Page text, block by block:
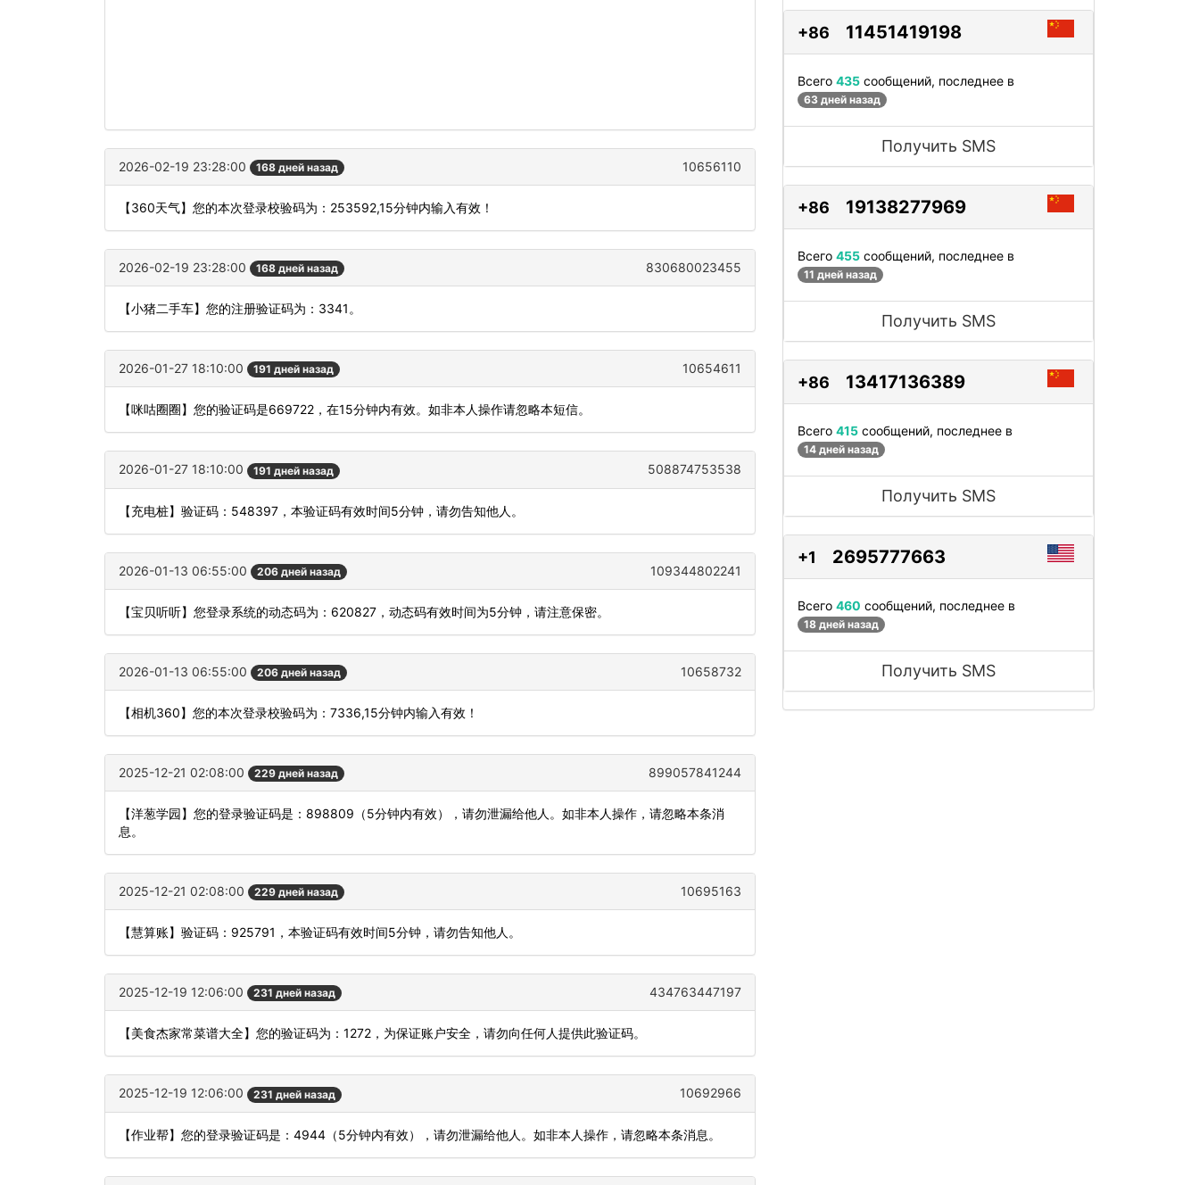
2026-02-19 23:28:00 168 дней назад 10656110
【360天气】您的本次登录校验码为：253592,15分钟内输入有效！
2026-02-19 23:28:00 168 дней назад 830680023455
【小猪二手车】您的注册验证码为：3341。
2026-01-27 18:10:00 191 дней назад 10654611
【咪咕圈圈】您的验证码是669722，在15分钟内有效。如非本人操作请忽略本短信。
2026-01-27 18:10:00 191 дней назад 508874753538
【充电桩】验证码：548397，本验证码有效时间5分钟，请勿告知他人。
2026-01-13 06:55:00 206 дней назад 109344802241
【宝贝听听】您登录系统的动态码为：620827，动态码有效时间为5分钟，请注意保密。
2026-01-13 06:55:00 206 дней назад 10658732
【相机360】您的本次登录校验码为：7336,15分钟内输入有效！
2025-12-21 02:08:00 229 дней назад 899057841244
【洋葱学园】您的登录验证码是：898809（5分钟内有效），请勿泄漏给他人。如非本人操作，请忽略本条消
息。
2025-12-21 02:08:00 229 дней назад 10695163
【慧算账】验证码：925791，本验证码有效时间5分钟，请勿告知他人。
2025-12-19 12:06:00 231 дней назад 434763447197
【美食杰家常菜谱大全】您的验证码为：1272，为保证账户安全，请勿向任何人提供此验证码。
2025-12-19 12:06:00 231 дней назад 10692966
【作业帮】您的登录验证码是：4944（5分钟内有效），请勿泄漏给他人。如非本人操作，请忽略本条消息。
+86 11451419198
Всего 435 сообщений, последнее в
63 дней назад
Получить SMS
+86 19138277969
Всего 455 сообщений, последнее в
11 дней назад
Получить SMS
+86 13417136389
Всего 415 сообщений, последнее в
14 дней назад
Получить SMS
+1 2695777663
Всего 460 сообщений, последнее в
18 дней назад
Получить SMS